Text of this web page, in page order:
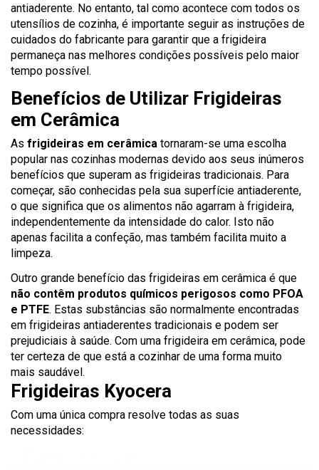
antiaderente. No entanto, tal como acontece com todos os
utensílios de cozinha, é importante seguir as instruções de
cuidados do fabricante para garantir que a frigideira
permaneça nas melhores condições possíveis pelo maior
tempo possível.
Benefícios de Utilizar Frigideiras
em Cerâmica
As frigideiras em cerâmica tornaram-se uma escolha
popular nas cozinhas modernas devido aos seus inúmeros
benefícios que superam as frigideiras tradicionais. Para
começar, são conhecidas pela sua superfície antiaderente,
o que significa que os alimentos não agarram à frigideira,
independentemente da intensidade do calor. Isto não
apenas facilita a confeção, mas também facilita muito a
limpeza.
Outro grande benefício das frigideiras em cerâmica é que
não contêm produtos químicos perigosos como PFOA
e PTFE. Estas substâncias são normalmente encontradas
em frigideiras antiaderentes tradicionais e podem ser
prejudiciais à saúde. Com uma frigideira em cerâmica, pode
ter certeza de que está a cozinhar de uma forma muito
mais saudável.
Frigideiras Kyocera
Com uma única compra resolve todas as suas
necessidades: